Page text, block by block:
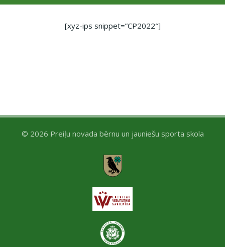
[xyz-ips snippet=”CP2022″]
© 2026 Preiļu novada bērnu un jauniešu sporta skola